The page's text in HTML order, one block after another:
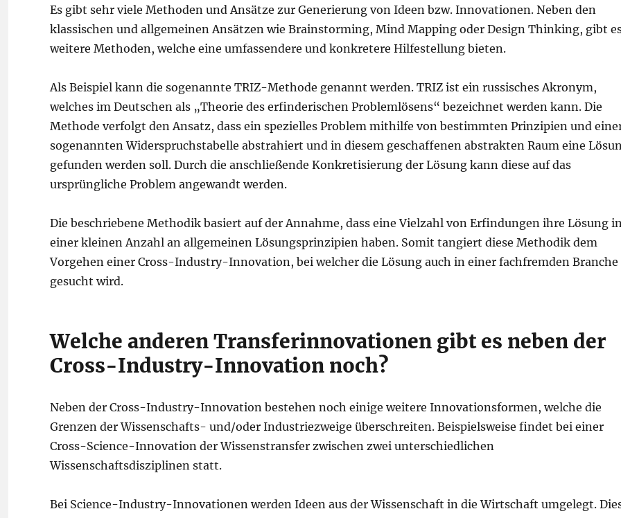
Es gibt sehr viele Methoden und Ansätze zur Generierung von Ideen bzw. Innovationen. Neben den
klassischen und allgemeinen Ansätzen wie Brainstorming, Mind Mapping oder Design Thinking, gibt
weitere Methoden, welche eine umfassendere und konkretere Hilfestellung bieten.
Als Beispiel kann die sogenannte TRIZ-Methode genannt werden. TRIZ ist ein russisches Akronym,
welches im Deutschen als „Theorie des erfinderischen Problemlösens“ bezeichnet werden kann. Die
Methode verfolgt den Ansatz, dass ein spezielles Problem mithilfe von bestimmten Prinzipien und
sogenannten Widerspruchstabelle abstrahiert und in diesem geschaffenen abstrakten Raum eine
gefunden werden soll. Durch die anschließende Konkretisierung der Lösung kann diese auf das
ursprüngliche Problem angewandt werden.
Die beschriebene Methodik basiert auf der Annahme, dass eine Vielzahl von Erfindungen ihre Lösung
einer kleinen Anzahl an allgemeinen Lösungsprinzipien haben. Somit tangiert diese Methodik dem
Vorgehen einer Cross-Industry-Innovation, bei welcher die Lösung auch in einer fachfremden Branche
gesucht wird.
Welche anderen Transferinnovationen gibt es neben der
Cross-Industry-Innovation noch?
Neben der Cross-Industry-Innovation bestehen noch einige weitere Innovationsformen, welche die
Grenzen der Wissenschafts- und/oder Industriezweige überschreiten. Beispielsweise findet bei einer
Cross-Science-Innovation der Wissenstransfer zwischen zwei unterschiedlichen
Wissenschaftsdisziplinen statt.
Bei Science-Industry-Innovationen werden Ideen aus der Wissenschaft in die Wirtschaft umgelegt.